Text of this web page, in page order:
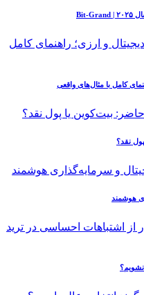
کامل با مثال‌های واقعی
نقد؟
هوشمند
نشویم؟